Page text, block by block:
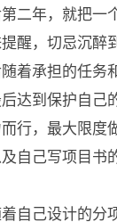
二年，就把
醒，切忌沉醉
着承担的任务
达到保护自己
行，最大限度
自己写项目书
己设计的分项